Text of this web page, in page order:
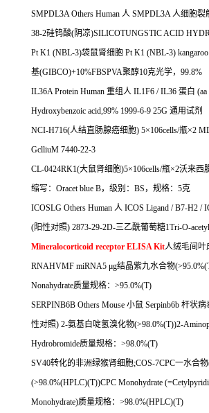
SMPDL3A Others Human 人 SMPDL3A人细胞裂
38-2硅钨酸(阴凉)SILICOTUNGSTIC ACID
Pt K1 (NBL-3)袋鼠肾细胞 Pt K1 (NBL-3)
基(GIBCO)+10%FBSPVA聚醇10克光学， 99.8%
IL36A Protein Human 重组人 IL1F6 / IL36 蛋白
Hydroxybenzoic acid,99% 1999-6-9 25G 通用试剂
NCI-H716(人结直肠腺癌细胞) 5×106cells/瓶×2
GclliuM 7440-22-3
CL-0424RK1(大鼠肾细胞)5×106cells/瓶×2沃来西
缩写： Oracet blue B，级别： BS ，规格： 5克
ICOSLG Others Human 人 ICOS Ligand / B7-H2 /
(阳性对照) 2873-29-2D-三乙酰葡萄糖1Tri-O-
Mineralocorticoid receptor ELISA Kit人绒毛间叶
RNAHVMF miRNA5 μg结晶紫九水合物
Nonahydrate质量规格： >95.0%(T)
SERPINB6B Others Mouse 小鼠 Serpinb6b 杆状病
性对照) 2-氨基白啶氢溴化物(>98.0%(T))2-
Hydrobromide质量规格： >98.0%(T)
SV40转化的非洲绿猴肾细胞;COS-7CPC一水合物
(>98.0%(HPLC)(T))CPC Monohydrate
Monohydrate)质量规格： >98.0%(HPLC)(T)